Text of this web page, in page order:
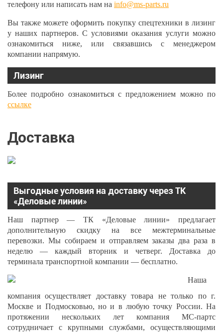
телефону или написать нам на info@ms-parts.ru
Вы также можете оформить покупку спецтехники в лизинг
у наших партнеров. С условиями оказания услуги можно
ознакомиться ниже, или связавшись с менеджером
компании напрямую.
Лизинг
Более подробно ознакомиться с предложением можно по
ссылке
Доставка
Выгодные условия на доставку через ТК
«Деловые линии»
Наш партнер — ТК «Деловые линии» предлагает
дополнительную скидку на все межтерминальные
перевозки. Мы собираем и отправляем заказы два раза в
неделю — каждый вторник и четверг. Доставка до
терминала транспортной компании — бесплатно.
Наша
компания осуществляет доставку товара не только по г.
Москве и Подмосковью, но и в любую точку России. На
протяжении нескольких лет компания МС-партс
сотрудничает с крупными службами, осуществляющими